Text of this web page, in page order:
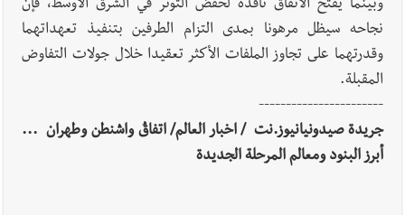
وبينما يفتح الاتفاق نافذة لخفض التوتر في الشرق الأوسط، فإن
نجاحه سيظل مرهونا بمدى التزام الطرفين بتنفيذ تعهداتهما
وقدرتهما على تجاوز الملفات الأكثر تعقيدا خلال جولات التفاوض
المقبلة.
-----------------------
جريدة صيدونيانيوز.نت / اخبار العالم/ اتفاقُ واشنطن وطهران ...
أبرز البنود ومعالم المرحلة الجديدة